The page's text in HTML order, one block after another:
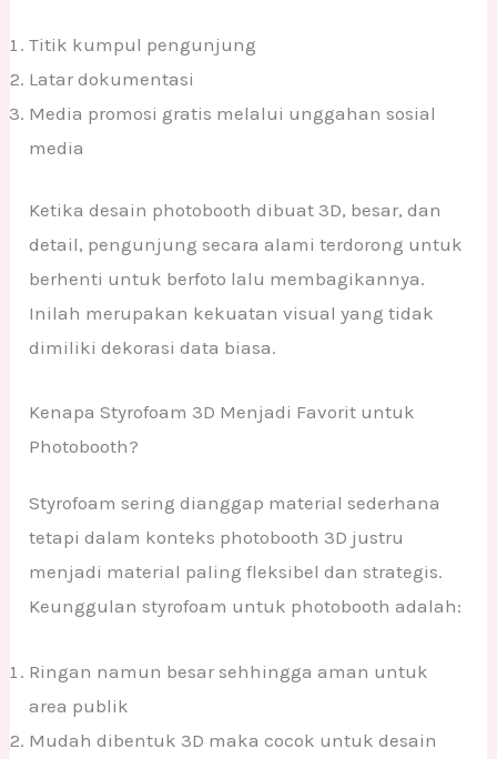
Titik kumpul pengunjung
Latar dokumentasi
Media promosi gratis melalui unggahan sosial
media
Ketika desain photobooth dibuat 3D, besar, dan
detail, pengunjung secara alami terdorong untuk
berhenti untuk berfoto lalu membagikannya.
Inilah merupakan kekuatan visual yang tidak
dimiliki dekorasi data biasa.
Kenapa Styrofoam 3D Menjadi Favorit untuk
Photobooth?
Styrofoam sering dianggap material sederhana
tetapi dalam konteks photobooth 3D justru
menjadi material paling fleksibel dan strategis.
Keunggulan styrofoam untuk photobooth adalah:
Ringan namun besar sehhingga aman untuk
area publik
Mudah dibentuk 3D maka cocok untuk desain